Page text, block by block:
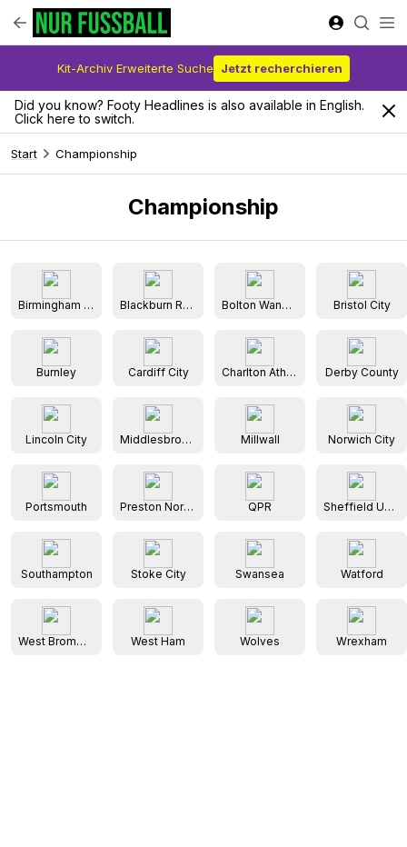
Kit-Archiv Erweiterte Suche Jetzt recherchieren
Did you know? Footy Headlines is also available in English.
Click here to switch.
Start Championship
Championship
Birmingham City Blackburn Rovers Bolton Wanderers Bristol City
Burnley Cardiff City Charlton Athletic Derby County
Lincoln City Middlesbrough Millwall Norwich City
Portsmouth Preston North End QPR Sheffield United
Southampton Stoke City Swansea Watford
West Bromwich Albion West Ham Wolves Wrexham